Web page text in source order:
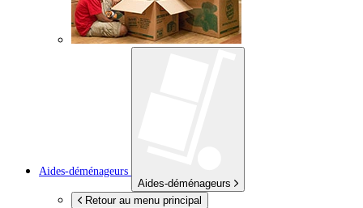
Aides-déménageurs
Aides-déménageurs
Retour au menu principal